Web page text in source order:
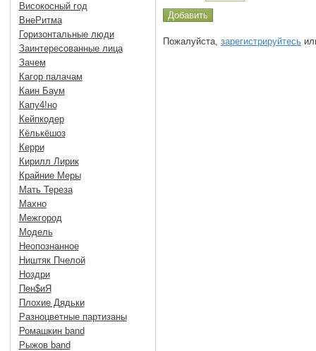
Пожалуйста, зарегистрируйтесь
Високосный год
ВнеРитма
Горизонтальные люди
Заинтересованные лица
Зачем
Кагор палачам
Каин Баум
Капу4!но
Кейпкодер
Кёлькёшоз
Керри
Кирилл Лирик
Крайние Меры
Мать Тереза
Махно
Межгород
Модель
Неопознанное
Ништяк Пчелой
Ноздри
Пен$иЯ
Плохие Дядьки
Разноцветные партизаны
Ромашкин band
Рыжов band